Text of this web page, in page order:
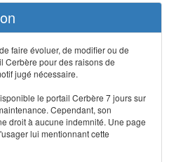
faire évoluer, de modifier ou de
Cerbère pour des raisons de
jugé nécessaire.
le portail Cerbère 7 jours sur
Cependant, son
droit à aucune indemnité. Une page
lui mentionnant cette